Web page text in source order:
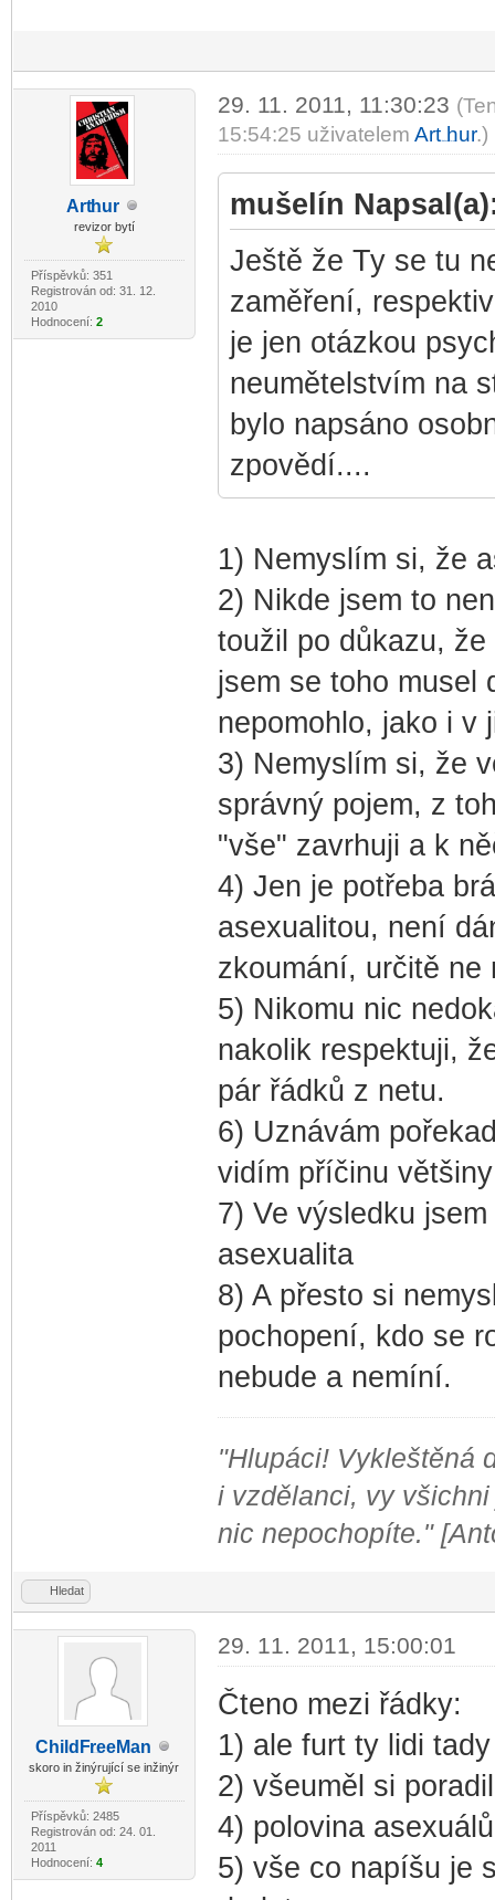
Arthur
revizor bytí
Příspěvků: 351
Registrován od: 31. 12.
2010
Hodnocení: 2
29. 11. 2011, 11:30:23
15:54:25 uživatelem Art hur.)
mušelín
Ještě že Ty se tu
zaměření,
je jen otázkou
neumětelstvím na
bylo napsáno
zpovědí....
1) Nemyslím si, že
2) Nikde jsem to
toužil po důkazu,
jsem se toho musel
nepomohlo, jako i v
3) Nemyslím si, že
správný pojem, z
"vše" zavrhuji a k
4) Jen je potřeba
asexualitou, není
zkoumání, určitě ne
5) Nikomu nic
nakolik respektuji,
pár řádků z netu.
6) Uznávám
vidím příčinu
7) Ve výsledku
asexualita
8) A přesto si
pochopení, kdo se
nebude a nemíní.
"Hlupáci! Vykleštěná
i vzdělanci, vy
nic nepochopíte."
Hledat
ChildFreeMan
skoro in žinýrující se inžinýr
Příspěvků: 2485
Registrován od: 24. 01.
2011
Hodnocení: 4
29. 11. 2011, 15:00:01
Čteno mezi řádky:
1) ale furt ty lidi
2) všeuměl si
4) polovina
5) vše co napíšu je